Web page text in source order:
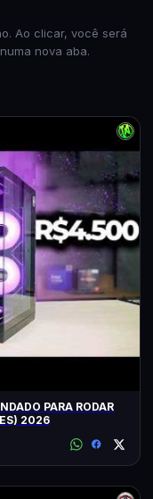
Ao clicar, você será
nova aba.
PARA RODAR
2026